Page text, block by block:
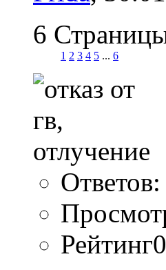
6
1 2 3 4 5 ... 6
Ответов: